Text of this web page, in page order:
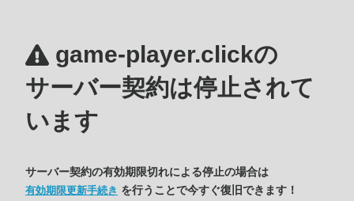
game-player.clickの
サーバー契約は停止されて
います
サーバー契約の有効期限切れによる停止の場合は
有効期限更新手続き を行うことで今すぐ復旧できます！